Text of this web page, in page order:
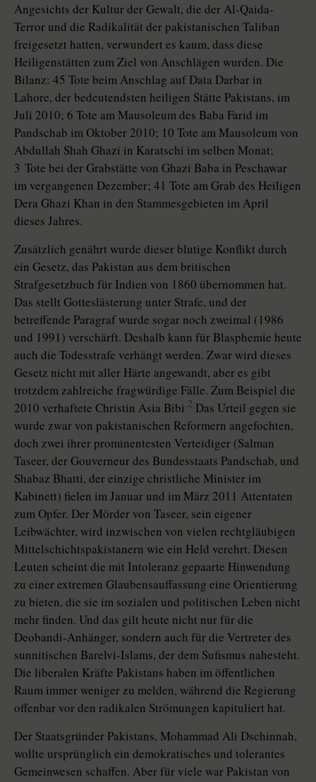
Angesichts der Kultur der Gewalt, die der Al-Qaida-
Terror und die Radikalität der pakistanischen Taliban
freigesetzt hatten, verwundert es kaum, dass diese
Heiligenstätten zum Ziel von Anschlägen wurden. Die
Bilanz: 45 Tote beim Anschlag auf Data Darbar in
Lahore, der bedeutendsten heiligen Stätte Pakistans, im
Juli 2010; 6 Tote am Mausoleum des Baba Farid im
Pandschab im Oktober 2010; 10 Tote am Mausoleum von
Abdullah Shah Ghazi in Karatschi im selben Monat;
3 Tote bei der Grabstätte von Ghazi Baba in Peschawar
im vergangenen Dezember; 41 Tote am Grab des Heiligen
Dera Ghazi Khan in den Stammesgebieten im April
dieses Jahres.
Zusätzlich genährt wurde dieser blutige Konflikt durch
ein Gesetz, das Pakistan aus dem britischen
Strafgesetzbuch für Indien von 1860 übernommen hat.
Das stellt Gotteslästerung unter Strafe, und der
betreffende Paragraf wurde sogar noch zweimal (1986
und 1991) verschärft. Deshalb kann für Blasphemie heute
auch die Todesstrafe verhängt werden. Zwar wird dieses
Gesetz nicht mit aller Härte angewandt, aber es gibt
trotzdem zahlreiche fragwürdige Fälle. Zum Beispiel die
2010 verhaftete Christin Asia Bibi.2 Das Urteil gegen sie
wurde zwar von pakistanischen Reformern angefochten,
doch zwei ihrer prominentesten Verteidiger (Salman
Taseer, der Gouverneur des Bundesstaats Pandschab, und
Shabaz Bhatti, der einzige christliche Minister im
Kabinett) fielen im Januar und im März 2011 Attentaten
zum Opfer. Der Mörder von Taseer, sein eigener
Leibwächter, wird inzwischen von vielen rechtgläubigen
Mittelschichtspakistanern wie ein Held verehrt. Diesen
Leuten scheint die mit Intoleranz gepaarte Hinwendung
zu einer extremen Glaubensauffassung eine Orientierung
zu bieten, die sie im sozialen und politischen Leben nicht
mehr finden. Und das gilt heute nicht nur für die
Deobandi-Anhänger, sondern auch für die Vertreter des
sunnitischen Barelvi-Islams, der dem Sufismus nahesteht.
Die liberalen Kräfte Pakistans haben im öffentlichen
Raum immer weniger zu melden, während die Regierung
offenbar vor den radikalen Strömungen kapituliert hat.
Der Staatsgründer Pakistans, Mohammad Ali Dschinnah,
wollte ursprünglich ein demokratisches und tolerantes
Gemeinwesen schaffen. Aber für viele war Pakistan von